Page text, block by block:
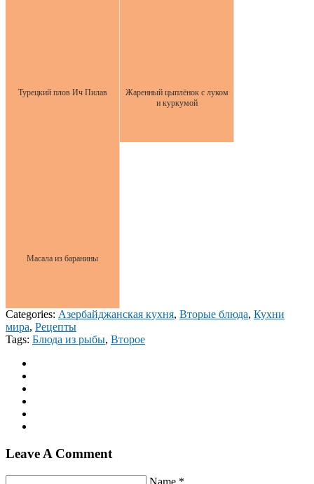
Турецкий плов Ич Пилав
Жаренный цыплёнок с луком
и куркумой
Масала из баранины
Categories: Азербайджанская кухня, Вторые блюда, Кухни
мира, Рецепты
Tags: Блюда из рыбы, Второе
Leave A Comment
Name *